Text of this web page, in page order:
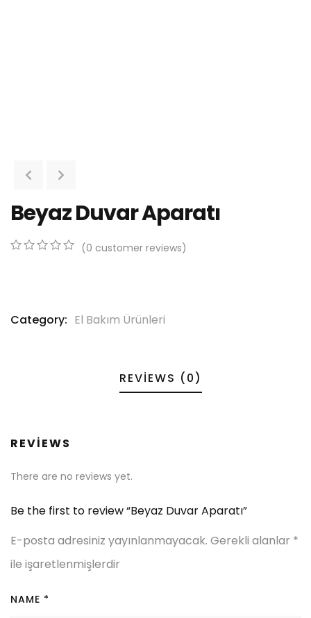
Beyaz Duvar Aparatı
customer
(0 customer reviews)
Category: El Bakım Ürünleri
REVIEWS (0)
REVIEWS
There are no reviews yet.
Be the first to review “Beyaz Duvar Aparatı”
E-posta adresiniz yayınlanmayacak. Gerekli alanlar *
ile işaretlenmişlerdir
NAME *